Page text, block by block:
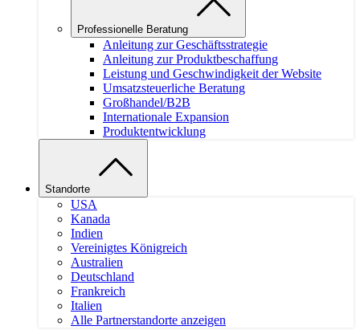
Professionelle Beratung
Anleitung zur Geschäftsstrategie
Anleitung zur Produktbeschaffung
Leistung und Geschwindigkeit der Website
Umsatzsteuerliche Beratung
Großhandel/B2B
Internationale Expansion
Produktentwicklung
Standorte
USA
Kanada
Indien
Vereinigtes Königreich
Australien
Deutschland
Frankreich
Italien
Alle Partnerstandorte anzeigen